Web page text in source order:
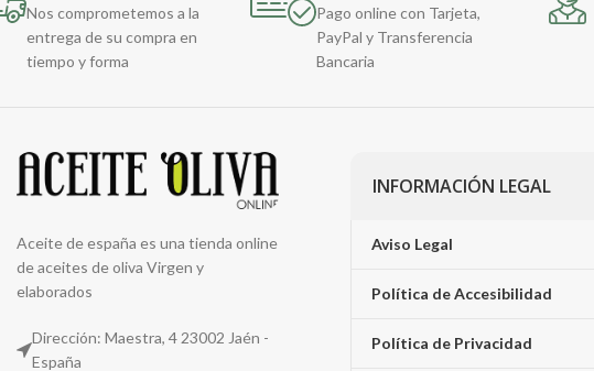
Nos comprometemos a la
entrega de su compra en
tiempo y forma
Pago online con Tarjeta,
PayPal y Transferencia
Bancaria
Aceite de españa es una tienda online
de aceites de oliva Virgen y
elaborados
Dirección: Maestra, 4 23002 Jaén -
España
INFORMACIÓN LEGAL
Aviso Legal
Política de Accesibilidad
Política de Privacidad